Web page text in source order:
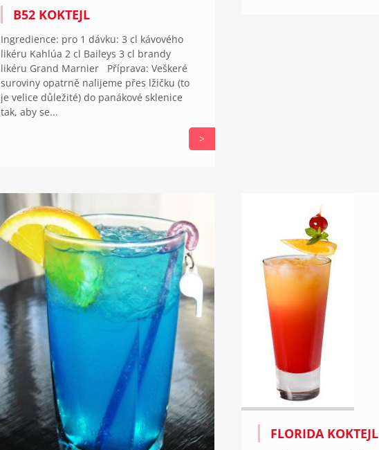
B52 KOKTEJL
Ingredience: pro 1 dávku: 3 cl kávového
likéru Kahlúa 2 cl Baileys 3 cl brandy
likéru Grand Marnier Příprava: Veškeré
suroviny opatrně nalijeme přes lžičku (to
je velice důležité) do panákové sklenice
tak, aby se...
>
FLORIDA KOKTEJL